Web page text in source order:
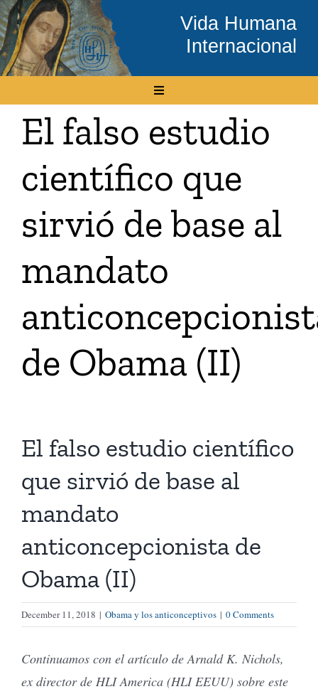
Skip
to
content
Vida Humana
Internacional
Toggle
Inicio
Conócenos
Temas
Boletín Electrónico
Media
Tienda Virtual
Cómo Donar
El falso estudio
científico que
sirvió de base al
mandato
de Obama (II)
El falso estudio científico
que sirvió de base al
mandato
anticoncepcionista de
Obama (II)
December 11, 2018 | Obama y los anticonceptivos | 0 Comments
Continuamos con el artículo de Arnald K. Nichols,
ex director de HLI America (HLI EEUU) sobre este